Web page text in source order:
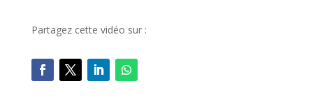
Partagez cette vidéo sur :